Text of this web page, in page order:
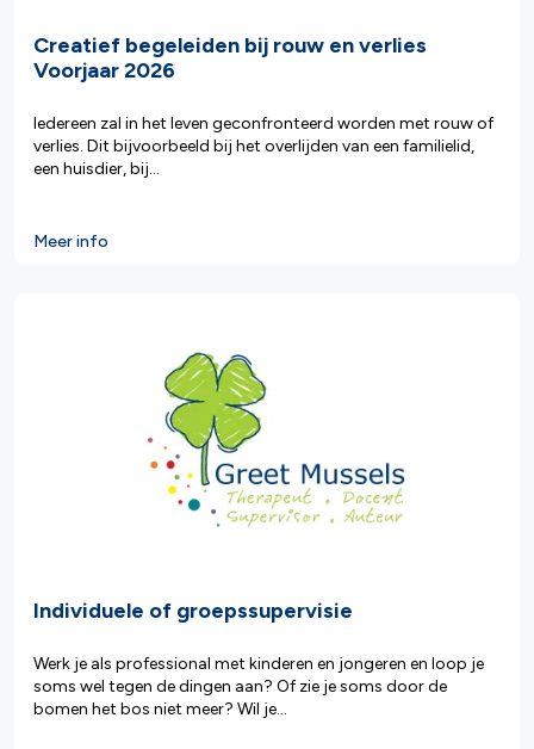
Creatief begeleiden bij rouw en verlies
Voorjaar 2026
Iedereen zal in het leven geconfronteerd worden met rouw of
verlies. Dit bijvoorbeeld bij het overlijden van een familielid,
een huisdier, bij...
Meer info
Individuele of groepssupervisie
Werk je als professional met kinderen en jongeren en loop je
soms wel tegen de dingen aan? Of zie je soms door de
bomen het bos niet meer? Wil je...